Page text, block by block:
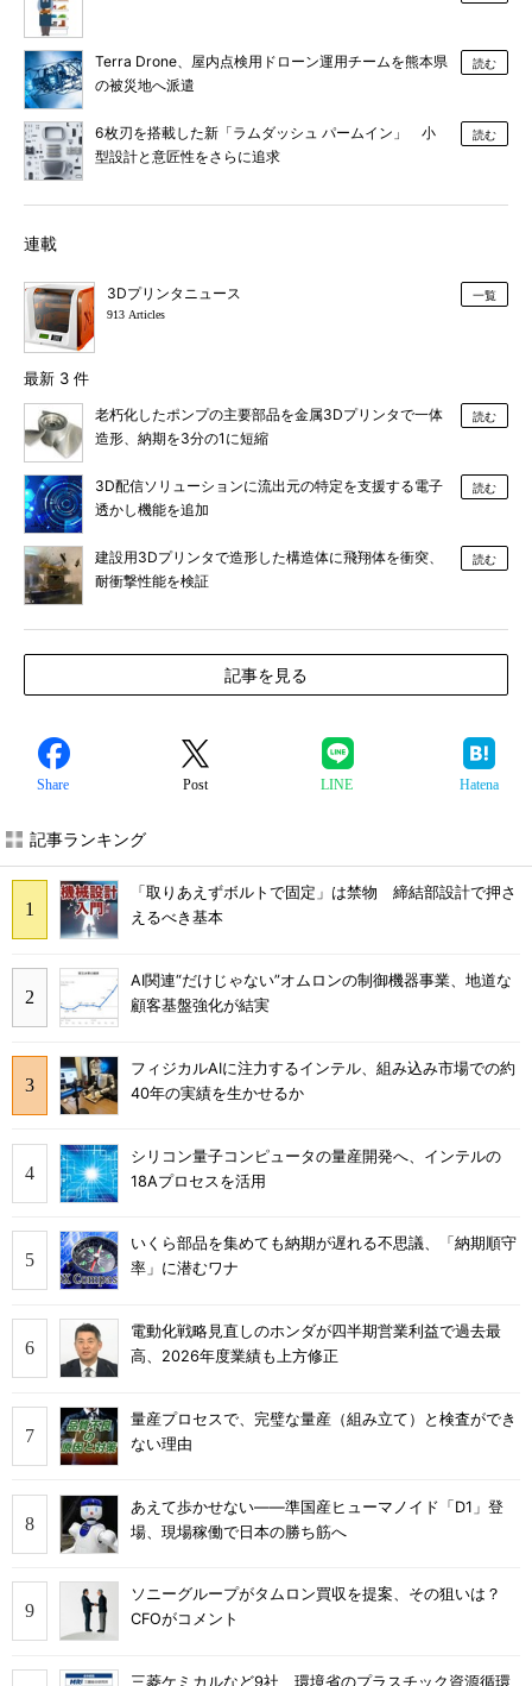
Terra Drone、屋内点検用ドローン運用チームを熊本県
の被災地へ派遣
読む
6枚刃を搭載した新「ラムダッシュ パームイン」 小
型設計と意匠性をさらに追求
読む
連載
3Dプリンタニュース
913 Articles
一覧
最新 3 件
老朽化したポンプの主要部品を金属3Dプリンタで一体
造形、納期を3分の1に短縮
読む
3D配信ソリューションに流出元の特定を支援する電子
透かし機能を追加
読む
建設用3Dプリンタで造形した構造体に飛翔体を衝突、
耐衝撃性能を検証
読む
記事を見る
Share Post LINE Hatena
記事ランキング
「取りあえずボルトで固定」は禁物 締結部設計で押さ
えるべき基本
AI関連“だけじゃない”オムロンの制御機器事業、地道な
顧客基盤強化が結実
フィジカルAIに注力するインテル、組み込み市場での約
40年の実績を生かせるか
シリコン量子コンピュータの量産開発へ、インテルの
18Aプロセスを活用
いくら部品を集めても納期が遅れる不思議、「納期順守
率」に潜むワナ
電動化戦略見直しのホンダが四半期営業利益で過去最
高、2026年度業績も上方修正
量産プロセスで、完璧な量産（組み立て）と検査ができ
ない理由
あえて歩かせない――準国産ヒューマノイド「D1」登
場、現場稼働で日本の勝ち筋へ
ソニーグループがタムロン買収を提案、その狙いは？
CFOがコメント
三菱ケミカルなど9社、環境省のプラスチック資源循環